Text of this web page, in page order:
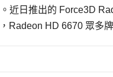
近日推出的 Force3D
Radeon HD 6670 眾多